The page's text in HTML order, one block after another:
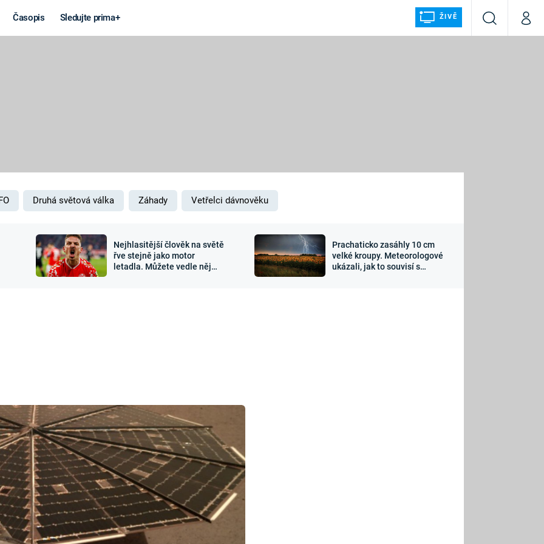
Časopis Sledujte prima+ ŽIVĚ
VyhledáváníMůj
MARS
Záhady a
konspirace
Zajímavosti
FILMY VERSUS
Sledujte nás
Druhá světová válka Záhady Vetřelci dávnověku
Nejhlasitější člověk na světě
řve stejně jako motor
letadla. Můžete vedle něj
Prachaticko zasáhly 10 cm
velké kroupy. Meteorologové
ukázali, jak to souvisí s